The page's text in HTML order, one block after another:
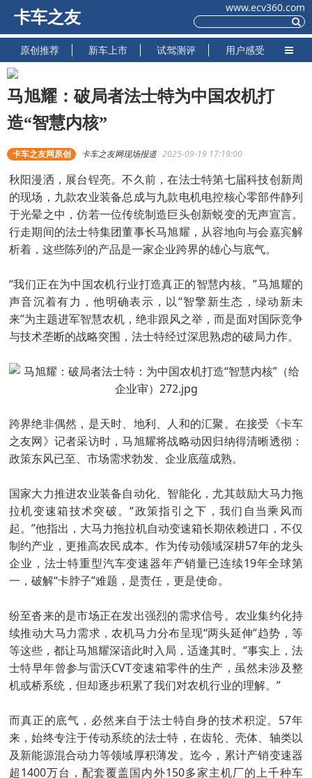
卡车之友
www.ecv360.com
原创推荐 新车上市 试驾测评 用户感受
马旭耀：破局者法士特为中国农机打
造“智慧内核”
卡车之友网原创 卡车之友网现场报道 2025-09-19 17:19:00
秋阳漫洒，展台锃亮。不久前，在法士特第七届科技创新周
的现场，九款农业装备总成与九款电机电控核心零部件静列
于光晕之中，仿若一位传统制造巨头创新蜕变的无声宣言。
行走期间的法士特集团董事长马旭耀，从容地向与会嘉宾解
析着，这些陈列的产品是一家企业跨界的雄心与底气。
“我们正在为中国农机行业打造真正的智慧内核。”马旭耀的
声音沉着有力，他明确表示，以“智擎新生态，绿动新未
来”为主题进军智慧农机，绝非跟风之举，而是面对国际竞争
与技术垄断的战略突围，法士特经过深思熟虑的破局力作。
跨界绝非偶然，是天时、地利、人和的汇聚。在接受《卡车
之友网》记者采访时，马旭耀将战略动因归纳得清晰透彻：
政策东风已至、市场需求勃发、企业底蕴成熟。
国家大力推进农业装备自动化、智能化，尤其鼓励大马力拖
拉机变速箱技术突破。“政策指引之下，我们自当乘风而
起。”他指出，大马力拖拉机自动变速箱长期依赖进口，不仅
制约产业，更推高农民成本。作为传动领域深耕57年的龙头
企业，法士特重型汽车变速器年产销量已连续19年全球第
一，破解“卡脖子”难题，是责任，更是使命。
纷至沓来的是市场正在发出强烈的需求信号。农业集约化持
续推动大马力需求，农机马力分布呈现“两头延伸”趋势，等
等这些，都让马旭耀深谙此时入局，适逢其时。“事实上，法
士特早年曾参与雷沃CVT变速箱零件的生产，虽然未涉及整
机或桥系统，但却逐步积累了我们对农机行业的理解。”
而真正的底气，必然来自于法士特自身的技术积淀。57年
来，始终专注于传动系统的法士特，在齿轮、壳体、轴类以
及新能源混合动力等领域厚积薄发。迄今，累计产销变速器
超1400万台，配套覆盖国内外150多家主机厂的上千种车